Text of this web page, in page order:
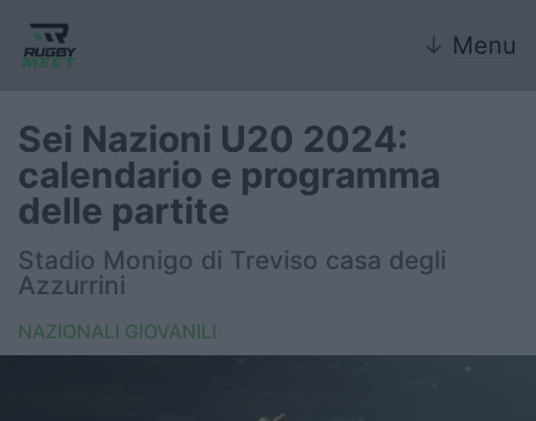
↓ Menu
Nazionale
Nazionali giovanili
FIR
Sei Nazioni U20 2024:
calendario e programma
delle partite
Stadio Monigo di Treviso casa degli
Azzurrini
NAZIONALI GIOVANILI